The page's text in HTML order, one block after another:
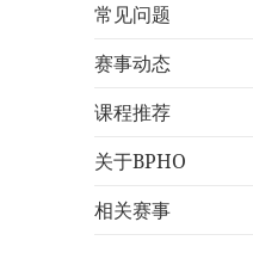
常见问题
赛事动态
课程推荐
关于BPHO
相关赛事